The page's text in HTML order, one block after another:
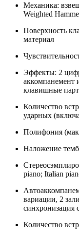
Механика:
Weighted
Поверхность
материал
Эффекты: 2
аккомпанемент
клавишные
Количество
ударных
Полифония
Наложение
piano; Italian
вариации, 2
синхронизация
Количество